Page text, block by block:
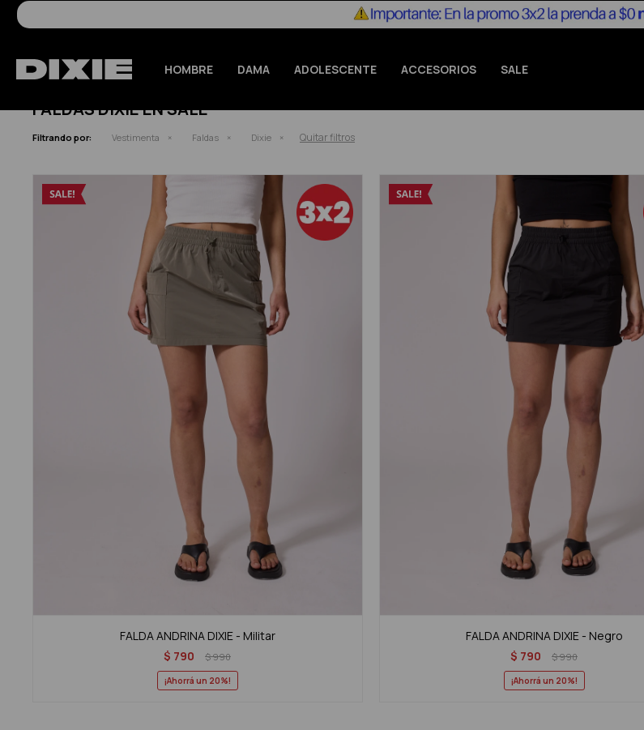
HOMBRE DAMA ADOLESCENTE ACCESORIOS SALE
FALDAS DIXIE EN SALE
Filtrando por: Vestimenta Faldas Dixie Quitar filtros
FALDA ANDRINA DIXIE - Militar
$ 790 $990
20
FALDA ANDRINA DIXIE - Negro
$ 790 $990
20